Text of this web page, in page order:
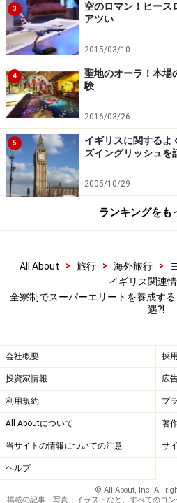
3
空のロマン！ヒース
アツい
2015/03/10
4
聖地のオーラ！本場
験
2016/03/26
5
イギリスに関する
ズイングリッシュを
2005/10/29
ランキングをも
All About > 旅行 > 海外旅行 >
イギリス関連
全寮制でスーパーエリートを養成す
遇?!
会社概要 採
投資家情報 広
利用規約 プ
All Aboutについて 著
当サイトの情報についての注意 サ
ヘルプ
© All About, Inc. All
掲載の記事・写真・イラストなど、すべてのコ